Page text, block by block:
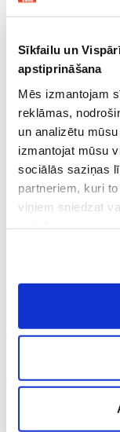
Sīkfailu un
apstiprināšana
Mēs izmantojam
reklāmas,
un analizētu
izmantojat mūsu
sociālās saziņas
partneriem, kuri
viņiem sniedzat
noteikumiem